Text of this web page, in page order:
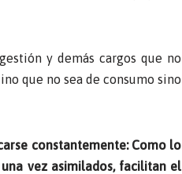
y demás cargos que no
que no sea de consumo sino
constantemente: Como lo
vez asimilados, facilitan el